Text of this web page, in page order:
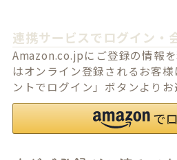
連携サービスでログイン・
Amazon.co.jpにご登録の情報
はオンライン登録されるお客
ントでログイン」ボタンよりお